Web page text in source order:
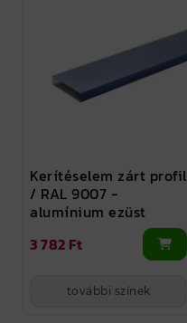
Kerítéselem zárt profil
/ RAL 9007 -
alumínium ezüst
3 782 Ft
további színek